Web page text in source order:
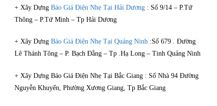
+ Xây Dựng Báo Giá Điện Nhẹ Tại Hải Dương : Số 9/14 – P.Tứ
Thông – P.Tứ Minh – Tp Hải Dương
+ Xây Dựng Báo Giá Điện Nhẹ Tại Quảng Ninh :Số 679 . Đường
Lê Thánh Tông – P. Bạch Đằng – Tp .Hạ Long – Tinh Quảng Ninh
+ Xây Dựng Báo Giá Điện Nhẹ Tại Bắc Giang : Số Nhà 94 Đường
Nguyễn Khuyến, Phường Xương Giang, Tp Bắc Giang